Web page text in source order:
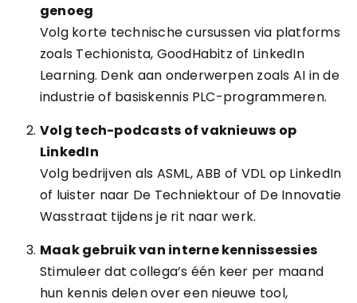
genoeg
Volg korte technische cursussen via platforms
zoals Techionista, GoodHabitz of LinkedIn
Learning. Denk aan onderwerpen zoals AI in de
industrie of basiskennis PLC-programmeren.
Volg tech-podcasts of vaknieuws op
LinkedIn
Volg bedrijven als ASML, ABB of VDL op LinkedIn
of luister naar De Techniektour of De Innovatie
Wasstraat tijdens je rit naar werk.
Maak gebruik van interne kennissessies
Stimuleer dat collega’s één keer per maand
hun kennis delen over een nieuwe tool,